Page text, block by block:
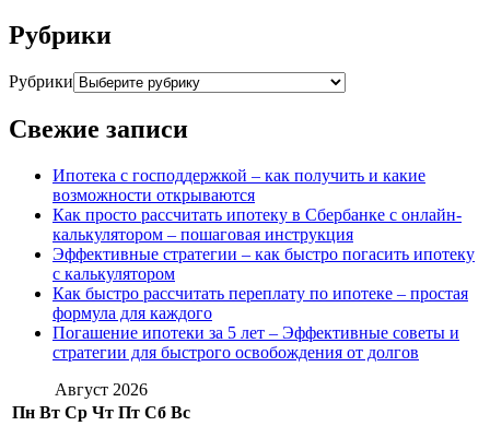
Рубрики
Рубрики
Свежие записи
Ипотека с господдержкой – как получить и какие
возможности открываются
Как просто рассчитать ипотеку в Сбербанке с онлайн-
калькулятором – пошаговая инструкция
Эффективные стратегии – как быстро погасить ипотеку
с калькулятором
Как быстро рассчитать переплату по ипотеке – простая
формула для каждого
Погашение ипотеки за 5 лет – Эффективные советы и
стратегии для быстрого освобождения от долгов
Август 2026
Пн Вт Ср Чт Пт Сб Вс